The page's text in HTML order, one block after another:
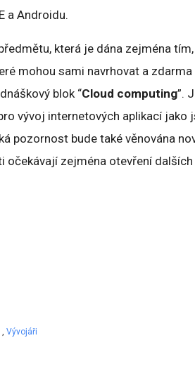
a Androidu.
která je dána zejména
mohou sami navrhovat a
blok “Cloud computing”.
vývoj internetových aplikací jako
pozornost bude také věnována
očekávají zejména otevření
, Vývojáři